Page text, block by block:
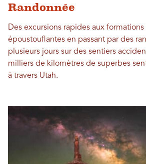
Randonnée
Des excursions rapides aux formations
époustouflantes en passant par des
plusieurs jours sur des sentiers
milliers de kilomètres de superbes
à travers Utah.